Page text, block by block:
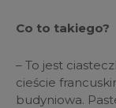
Co to takiego?
– To jest
cieście
budyniowa.